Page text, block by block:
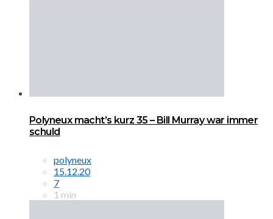
Polyneux macht’s kurz 35 – Bill Murray war immer
schuld
polyneux
15.12.20
7
1 min